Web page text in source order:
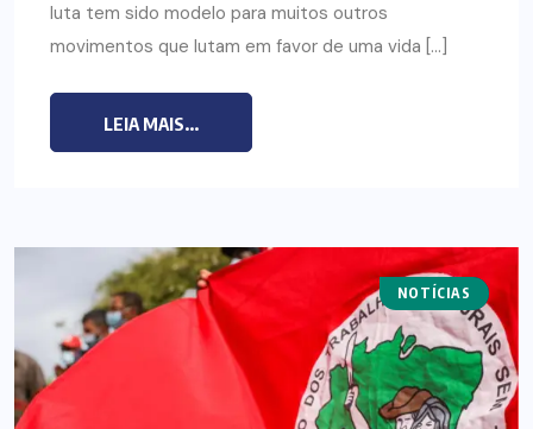
luta tem sido modelo para muitos outros
movimentos que lutam em favor de uma vida […]
LEIA MAIS...
NOTAS
NOTÍCIAS